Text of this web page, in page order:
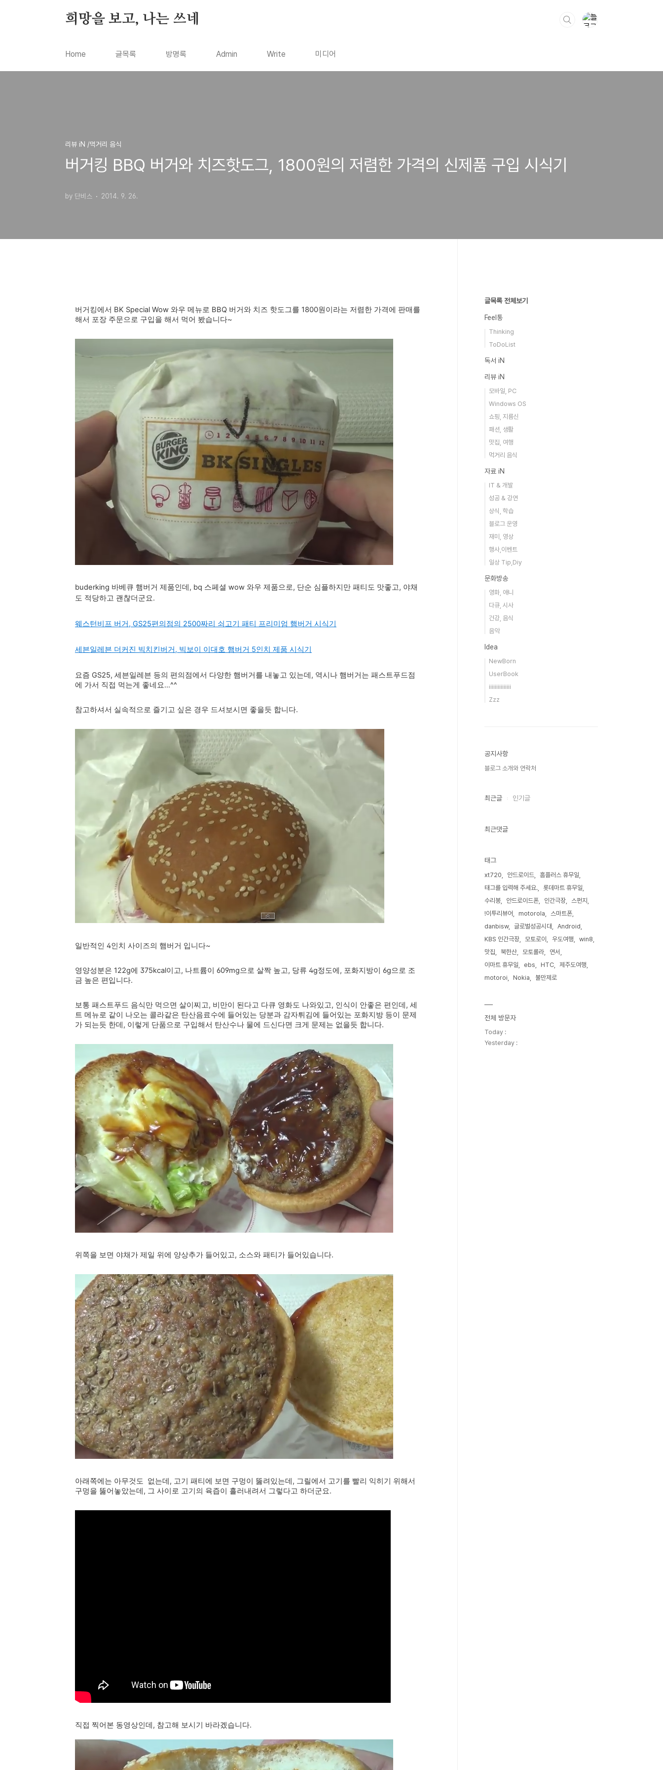
희망을 보고, 나는 쓰네
Home 글목록 방명록 Admin Write 미디어
리뷰 iN /먹거리 음식
버거킹 BBQ 버거와 치즈핫도그, 1800원의 저렴한 가격의 신제품 구입 시식기
by 단비스 2014. 9. 26.
버거킹에서 BK Special Wow 와우 메뉴로 BBQ 버거와 치즈 핫도그를 1800원이라는 저렴한 가격에 판매를
해서 포장 주문으로 구입을 해서 먹어 봤습니다~
buderking 바베큐 햄버거 제품인데, bq 스페셜 wow 와우 제품으로, 단순 심플하지만 패티도 맛좋고, 야채
도 적당하고 괜찮더군요.
웨스턴비프 버거, GS25편의점의 2500짜리 쇠고기 패티 프리미엄 햄버거 시식기
세븐일레븐 더커진 빅치킨버거, 빅보이 이대호 햄버거 5인치 제품 시식기
요즘 GS25, 세븐일레븐 등의 편의점에서 다양한 햄버거를 내놓고 있는데, 역시나 햄버거는 패스트푸드점
에 가서 직접 먹는게 좋네요...^^
참고하셔서 실속적으로 즐기고 싶은 경우 드셔보시면 좋을듯 합니다.
일반적인 4인치 사이즈의 햄버거 입니다~
영양성분은 122g에 375kcal이고, 나트륨이 609mg으로 살짝 높고, 당류 4g정도에, 포화지방이 6g으로 조
금 높은 편입니다.
보통 패스트푸드 음식만 먹으면 살이찌고, 비만이 된다고 다큐 영화도 나와있고, 인식이 안좋은 편인데, 세
트 메뉴로 같이 나오는 콜라같은 탄산음료수에 들어있는 당분과 감자튀김에 들어있는 포화지방 등이 문제
가 되는듯 한데, 이렇게 단품으로 구입해서 탄산수나 물에 드신다면 크게 문제는 없을듯 합니다.
위쪽을 보면 야채가 제일 위에 양상추가 들어있고, 소스와 패티가 들어있습니다.
아래쪽에는 아무것도 없는데, 고기 패티에 보면 구멍이 뚫려있는데, 그릴에서 고기를 빨리 익히기 위해서
구멍을 뚫어놓았는데, 그 사이로 고기의 육즙이 흘러내려서 그렇다고 하더군요.
직접 찍어본 동영상인데, 참고해 보시기 바라겠습니다.
글목록 전체보기
Feel통
Thinking
ToDoList
독서 iN
리뷰 iN
모바일, PC
Windows OS
쇼핑, 지름신
패션, 생활
맛집, 여행
먹거리 음식
자료 iN
IT & 개발
성공 & 강연
상식, 학습
블로그 운영
재미, 영상
행사,이벤트
일상 Tip,Diy
문화방송
영화, 애니
다큐, 시사
건강, 음식
음악
Idea
NewBorn
UserBook
iiiiiiiiiiiiiii
Zzz
공지사항
블로그 소개와 연락처
최근글 인기글
최근댓글
태그
xt720 안드로이드
홈플러스 휴무일
태그를 입력해 주세요.
롯데마트 휴무일
수리봉
안드로이드폰 인간극장
스펀지
!이투리뷰어
motorola
스마트폰
danbisw
글로벌성공시대
Android
KBS 인간극장
모토로이 우도여행
win8
맛집
북한산 모토롤라
연서
이마트 휴무일
ebs HTC
제주도여행
motoroi
Nokia 불만제로
전체 방문자
Today :
Yesterday :